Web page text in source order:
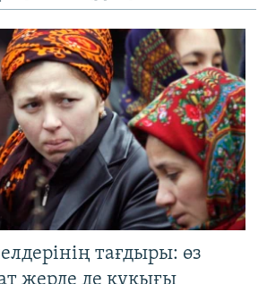
тағдыры: өз